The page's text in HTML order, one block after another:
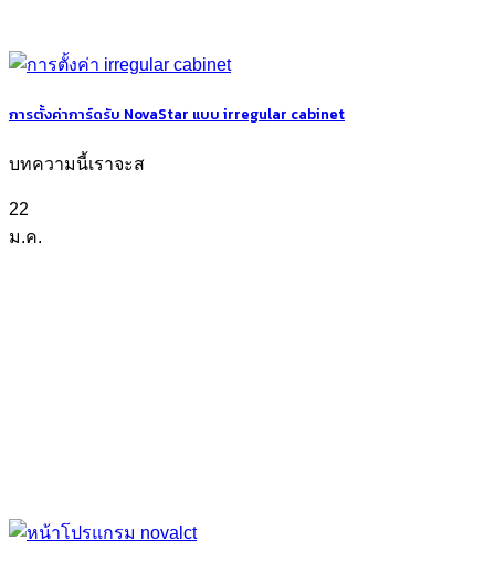
การตั้งค่าการ์ดรับ NovaStar แบบ irregular cabinet
บทความนี้เราจะส
22
ม.ค.